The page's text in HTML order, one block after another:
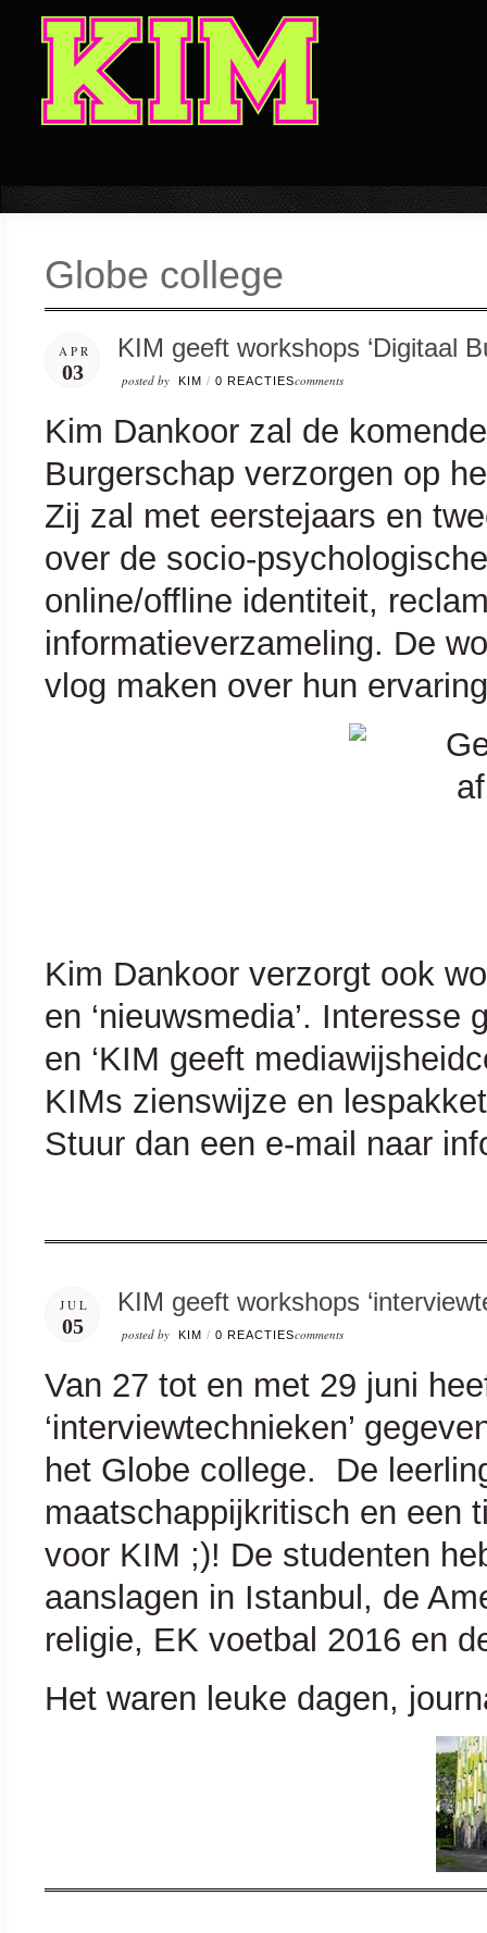
Globe college
APR
03
KIM geeft workshops ‘Digitaal
posted by KIM / 0 REACTIEScomments
Kim Dankoor zal de
Burgerschap verzorgen op
Zij zal met eerstejaars en
over de socio-
online/offline identiteit,
informatieverzameling. De
vlog maken over hun
Kim Dankoor verzorgt ook
en ‘nieuwsmedia’. Interesse
en ‘KIM geeft
KIMs zienswijze en
Stuur dan een e-mail naar
JUL
05
KIM geeft workshops
posted by KIM / 0 REACTIEScomments
Van 27 tot en met 29 juni
‘interviewtechnieken’
het Globe college. De
maatschappijkritisch en een
voor KIM ;)! De studenten
aanslagen in Istanbul, de
religie, EK voetbal 2016 en
Het waren leuke dagen,